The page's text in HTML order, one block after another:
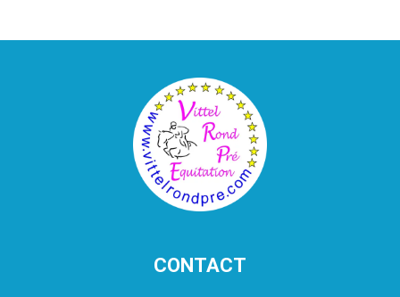
CONTACT